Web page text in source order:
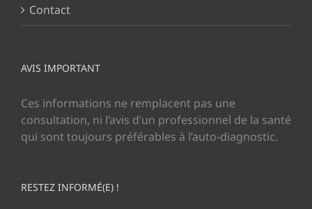
Contact
AVIS IMPORTANT
Ces informations ne remplacent pas une
consultation, ni l’avis d’un professionnel de la santé
qui sont toujours préférables à l’auto-diagnostic.
RESTEZ INFORMÉ(E) !